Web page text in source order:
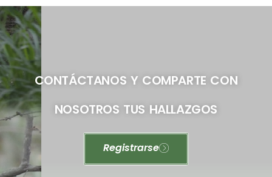
CONTÁCTANOS Y COMPARTE CON
NOSOTROS TUS HALLAZGOS
Registrarse